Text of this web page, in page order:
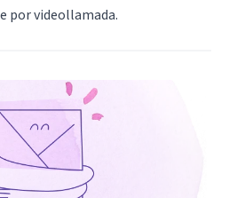
por videollamada.